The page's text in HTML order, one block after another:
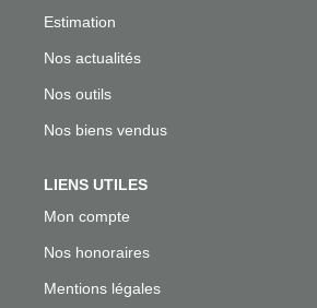
Estimation
Nos actualités
Nos outils
Nos biens vendus
LIENS UTILES
Mon compte
Nos honoraires
Mentions légales